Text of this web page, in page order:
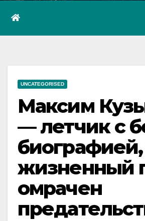
UNCATEGORISED
Максим
— летчик с
жизненный
омрачен